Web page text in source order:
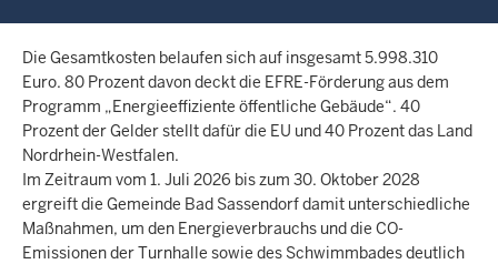
Die Gesamtkosten belaufen sich auf insgesamt 5.998.310
Euro. 80 Prozent davon deckt die EFRE-Förderung aus dem
Programm „Energieeffiziente öffentliche Gebäude“. 40
Prozent der Gelder stellt dafür die EU und 40 Prozent das Land
Nordrhein-Westfalen.
Im Zeitraum vom 1. Juli 2026 bis zum 30. Oktober 2028
ergreift die Gemeinde Bad Sassendorf damit unterschiedliche
Maßnahmen, um den Energieverbrauchs und die CO-
Emissionen der Turnhalle sowie des Schwimmbades deutlich